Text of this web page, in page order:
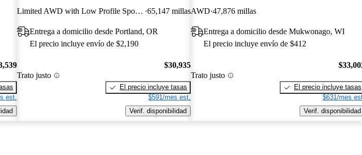
est.
Limited AWD with Low Profile Spoiler 65,147 millas
Entrega a domicilio desde Portland, OR
El precio incluye envío de $2,190
Trato justo
$30,935
El precio incluye tasas
$591/mes est.
Verif. disponibilidad
AWD 47,876 millas
Entrega a domicilio desde Mukwonago, WI
El precio incluye envío de $412
Trato justo
El precio incluye tasas
$631/mes
Verif. disponibilidad